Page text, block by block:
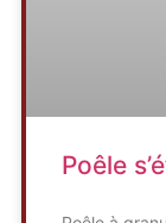
Poêle